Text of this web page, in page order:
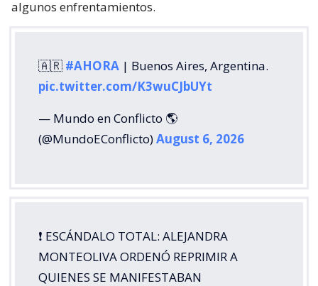
algunos enfrentamientos.
🇦🇷 #AHORA | Buenos Aires, Argentina.
pic.twitter.com/K3wuCJbUYt
— Mundo en Conflicto 🌎
(@MundoEConflicto)August 6, 2026
❗️ ESCÁNDALO TOTAL: ALEJANDRA
MONTEOLIVA ORDENÓ REPRIMIR A
QUIENES SE MANIFESTABAN